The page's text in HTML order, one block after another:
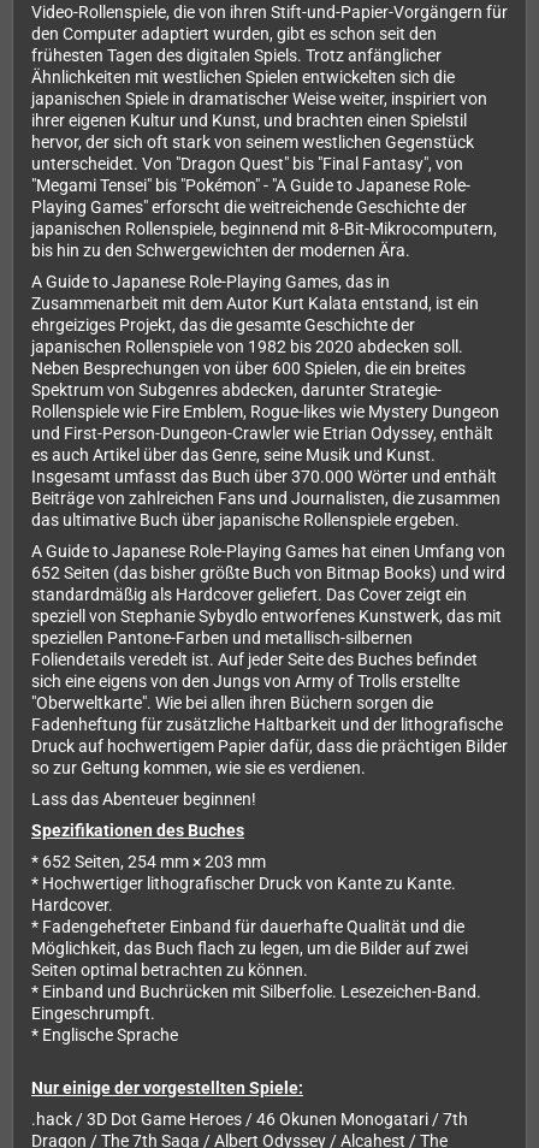
Video-Rollenspiele, die von ihren Stift-und-Papier-Vorgängern für
den Computer adaptiert wurden, gibt es schon seit den
frühesten Tagen des digitalen Spiels. Trotz anfänglicher
Ähnlichkeiten mit westlichen Spielen entwickelten sich die
japanischen Spiele in dramatischer Weise weiter, inspiriert von
ihrer eigenen Kultur und Kunst, und brachten einen Spielstil
hervor, der sich oft stark von seinem westlichen Gegenstück
unterscheidet. Von "Dragon Quest" bis "Final Fantasy", von
"Megami Tensei" bis "Pokémon" - "A Guide to Japanese Role-
Playing Games" erforscht die weitreichende Geschichte der
japanischen Rollenspiele, beginnend mit 8-Bit-Mikrocomputern,
bis hin zu den Schwergewichten der modernen Ära.
A Guide to Japanese Role-Playing Games, das in
Zusammenarbeit mit dem Autor Kurt Kalata entstand, ist ein
ehrgeiziges Projekt, das die gesamte Geschichte der
japanischen Rollenspiele von 1982 bis 2020 abdecken soll.
Neben Besprechungen von über 600 Spielen, die ein breites
Spektrum von Subgenres abdecken, darunter Strategie-
Rollenspiele wie Fire Emblem, Rogue-likes wie Mystery Dungeon
und First-Person-Dungeon-Crawler wie Etrian Odyssey, enthält
es auch Artikel über das Genre, seine Musik und Kunst.
Insgesamt umfasst das Buch über 370.000 Wörter und enthält
Beiträge von zahlreichen Fans und Journalisten, die zusammen
das ultimative Buch über japanische Rollenspiele ergeben.
A Guide to Japanese Role-Playing Games hat einen Umfang von
652 Seiten (das bisher größte Buch von Bitmap Books) und wird
standardmäßig als Hardcover geliefert. Das Cover zeigt ein
speziell von Stephanie Sybydlo entworfenes Kunstwerk, das mit
speziellen Pantone-Farben und metallisch-silbernen
Foliendetails veredelt ist. Auf jeder Seite des Buches befindet
sich eine eigens von den Jungs von Army of Trolls erstellte
"Oberweltkarte". Wie bei allen ihren Büchern sorgen die
Fadenheftung für zusätzliche Haltbarkeit und der lithografische
Druck auf hochwertigem Papier dafür, dass die prächtigen Bilder
so zur Geltung kommen, wie sie es verdienen.
Lass das Abenteuer beginnen!
Spezifikationen des Buches
* 652 Seiten, 254 mm × 203 mm
* Hochwertiger lithografischer Druck von Kante zu Kante.
Hardcover.
* Fadengehefteter Einband für dauerhafte Qualität und die
Möglichkeit, das Buch flach zu legen, um die Bilder auf zwei
Seiten optimal betrachten zu können.
* Einband und Buchrücken mit Silberfolie. Lesezeichen-Band.
Eingeschrumpft.
* Englische Sprache
Nur einige der vorgestellten Spiele:
.hack / 3D Dot Game Heroes / 46 Okunen Monogatari / 7th
Dragon / The 7th Saga / Albert Odyssey / Alcahest / The